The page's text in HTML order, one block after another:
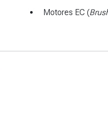
Motores EC (